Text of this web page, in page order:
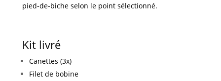
pied-de-biche selon le point sélectionné.
Kit livré
Canettes (3x)
Filet de bobine